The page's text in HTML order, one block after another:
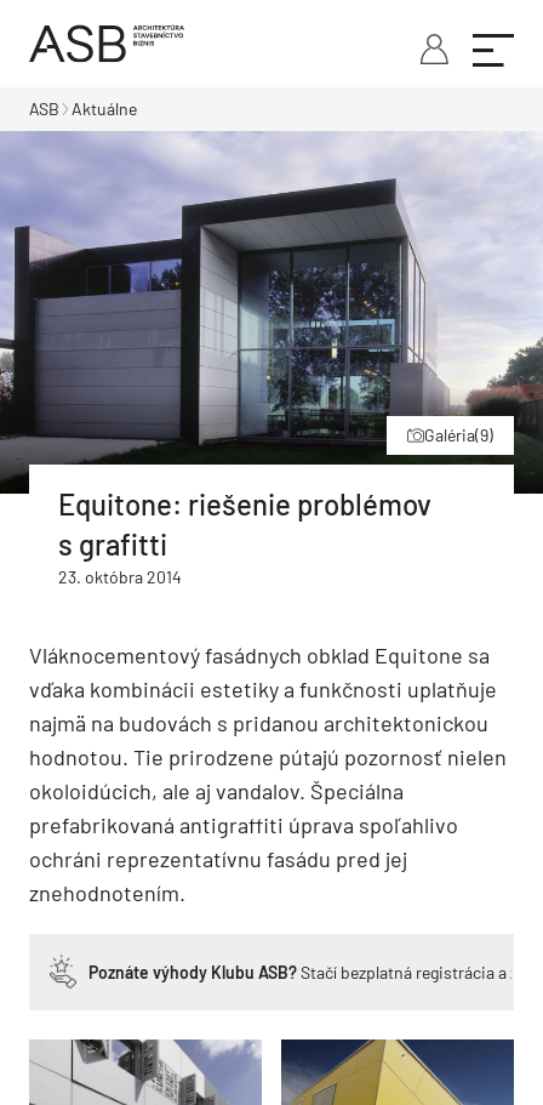
ASB Aktuálne
Galéria(9)
Equitone: riešenie problémov
s grafitti
23. októbra 2014
Vláknocementový fasádnych obklad Equitone sa
vďaka kombinácii estetiky a funkčnosti uplatňuje
najmä na budovách s pridanou architektonickou
hodnotou. Tie prirodzene pútajú pozornosť nielen
okoloidúcich, ale aj vandalov. Špeciálna
prefabrikovaná antigraffiti úprava spoľahlivo
ochráni reprezentatívnu fasádu pred jej
znehodnotením.
Poznáte výhody Klubu ASB?Stačí bezplatná registrácia a